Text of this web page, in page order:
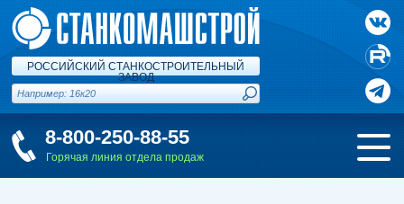
РОССИЙСКИЙ СТАНКОСТРОИТЕЛЬНЫЙ
ЗАВОД
8-800-250-88-55
Горячая линия отдела продаж